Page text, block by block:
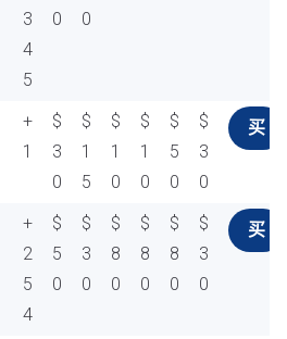
3
4
5
0
0
+
1
$
3
0
$
1
5
$
1
0
$
1
0
$
5
0
$
3
0
买
+
2
5
4
$
5
0
$
3
0
$
8
0
$
8
0
$
8
0
$
3
0
买